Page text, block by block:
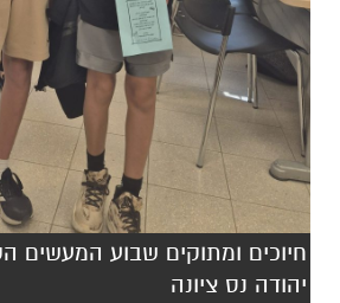
יהודה נס ציונה